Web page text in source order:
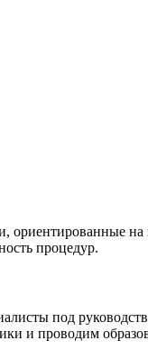
ориентированные
процедур.
под
и проводим